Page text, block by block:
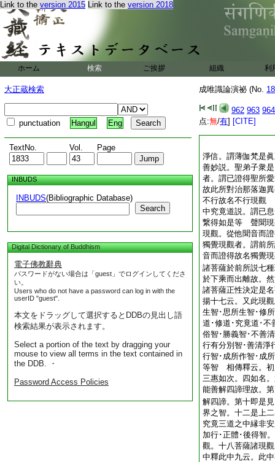
Link to the version 2015 Link to the version 2018
ホーム 検索 ご挨拶 組織 利
大正蔵検索
punctuation Hangul Eng
TextNo. Vol. Page
INBUDS
INBUDS(Bibliographic Database)
Search
Digital Dictionary of Buddhism
電子佛教辭典
パスワードがない場合は「guest」でログインしてくださ
い。
Users who do not have a password can log in with the
userID "guest".
本文をドラッグして選択するとDDBの見出し語
検索結果が表示されます。
Select a portion of the text by dragging your
mouse to view all terms in the text contained in
the DDB. ・
Password Access Policies
成唯識論演祕 (No.
962 963 964
点:無/有] [CITE]
淨信。謂薄伽梵是
善妙説。聖弟子衆
者。謂已證得聖所
故此所對治那落迦
不行故名不行現觀
中究竟道説。謂已
繋得如是等 聲聞現
現觀。從他聞音而
獨覺現觀者。謂前
音而證得故名獨覺
諸菩薩於前所説七
於下乘而出離故。
諸菩薩正性決定是
揚十七云。又此現
生智･思所生智･修
道･修道･究竟道･不
俗智･勝義智･不善
行有分別智･善清淨
行智･成所作智･成
等智 相傳釋云。初
三惠如次。四如名
能善解四諦理故。
解四諦。第十即是
界之智。十二是上
究竟三道之中縁非
加行･正體･後得智
觀。十八菩薩諸現
中釋此中九云。此